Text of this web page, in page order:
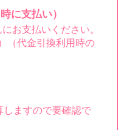
に支払い）
お支払いください。
（代金引換利用時の
ますので要確認で